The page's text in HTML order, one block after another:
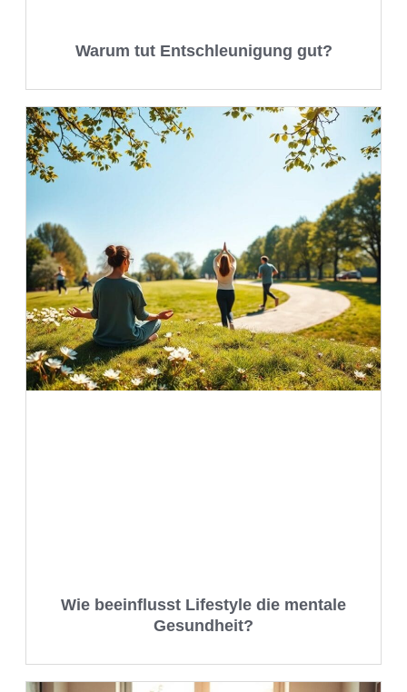
Warum tut Entschleunigung gut?
Wie beeinflusst Lifestyle die mentale
Gesundheit?